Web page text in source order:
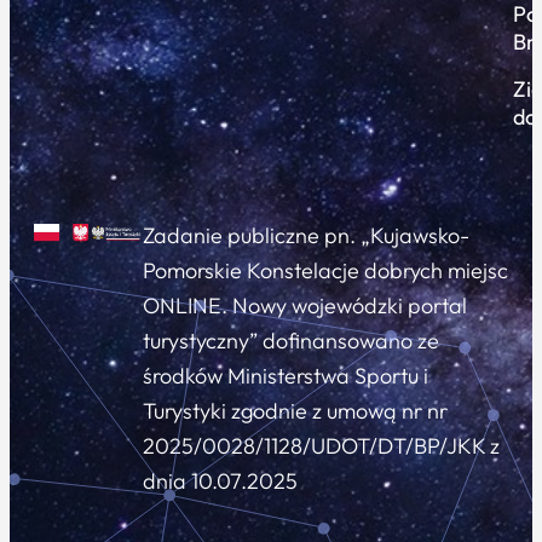
Zadanie publiczne pn. „Kujawsko-
Pomorskie Konstelacje dobrych miejsc
ONLINE. Nowy wojewódzki portal
turystyczny” dofinansowano ze
środków Ministerstwa Sportu i
Turystyki zgodnie z umową nr nr
2025/0028/1128/UDOT/DT/BP/JKK z
dnia 10.07.2025